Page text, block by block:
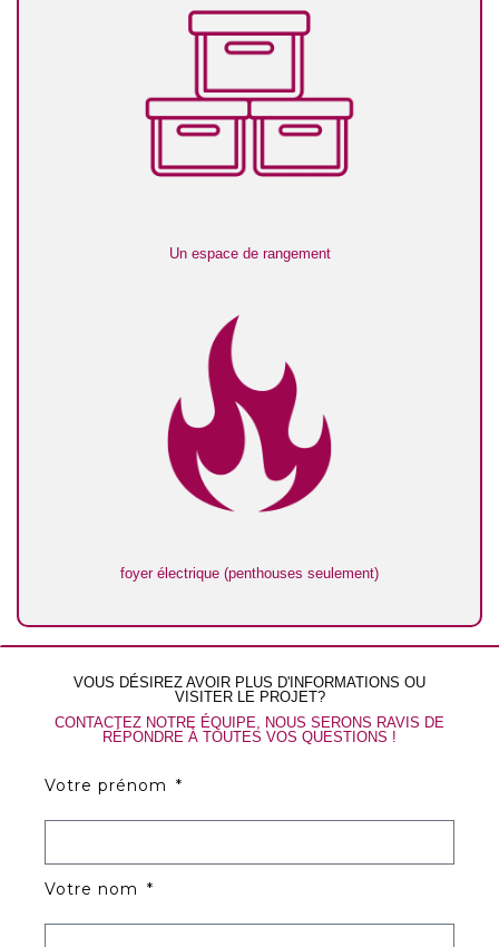
Un espace de rangement
foyer électrique (penthouses seulement)
VOUS DÉSIREZ AVOIR PLUS D'INFORMATIONS OU
VISITER LE PROJET?
CONTACTEZ NOTRE ÉQUIPE, NOUS SERONS RAVIS DE
RÉPONDRE À TOUTES VOS QUESTIONS !
Votre prénom
Votre nom